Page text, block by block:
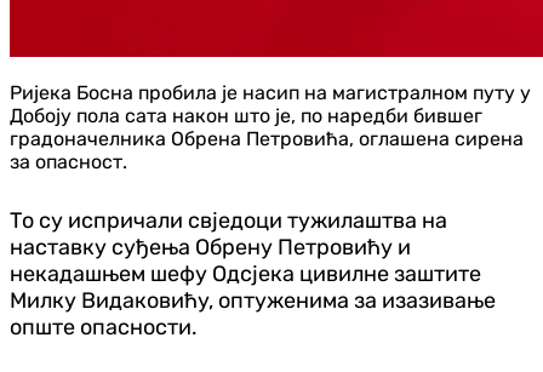
Ријека Босна пробила је насип на магистралном путу у
Добоју пола сата након што је, по наредби бившег
градоначелника Обрена Петровића, оглашена сирена
за опасност.
То су испричали свједоци тужилаштва на
наставку суђења Обрену Петровићу и
некадашњем шефу Одсјека цивилне заштите
Милку Видаковићу, оптуженима за изазивање
опште опасности.